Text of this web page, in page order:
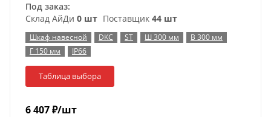
Под заказ:
Склад АйДи 0 шт Поставщик 44 шт
Шкаф навесной DKC ST Ш 300 мм
В 300 мм
Г 150 мм
IP66
Таблица выбора
6 407₽/шт